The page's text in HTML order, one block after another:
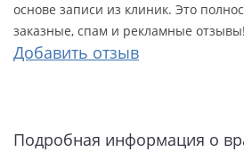
основе записи из клиник. Это
заказные, спам и рекламные отзывы!
Добавить отзыв
Подробная информация о